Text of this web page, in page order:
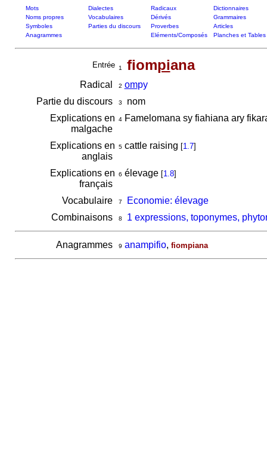
Mots Dialectes Radicaux
Dictionnaires
Noms propres
Vocabulaires Dérivés
Grammaires
Symboles
Parties du discours Proverbes
Articles
Anagrammes
Eléments/Composés Planches et Tables
Entrée 1 fiompiana
Radical 2 ompy
Partie du discours
3
nom
Explications en
malgache
4Famelomana sy fiahiana ary
Explications en
anglais
5cattle raising [1.7]
Explications en
français
6 élevage [1.8]
Vocabulaire 7
Economie: élevage
Combinaisons
8 1 expressions, toponymes,
Anagrammes 9 anampifio, fiompiana